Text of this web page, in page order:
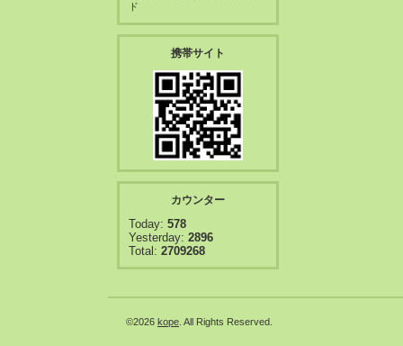
ド
携帯サイト
カウンター
Today: 578
Yesterday: 2896
Total: 2709268
©2026 kope . All Rights Reserved.